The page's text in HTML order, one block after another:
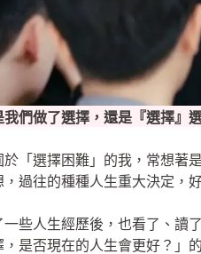
我們做了選擇，還是『選擇
於「選擇困難」的我，常想著
，過往的種種人生重大決定，
一些人生經歷後，也看了、讀
，是否現在的人生會更好？」